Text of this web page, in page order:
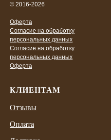
© 2016-2026
Оферта
Согласие на обработку
персональных данных
Согласие на обработку
персональных данных
Оферта
КЛИЕНТАМ
Отзывы
Оплата